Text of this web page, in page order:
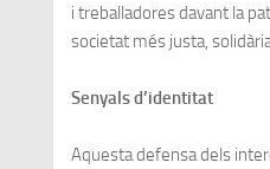
i treballadores davant la
societat més justa,
Senyals d’identitat
Aquesta defensa dels